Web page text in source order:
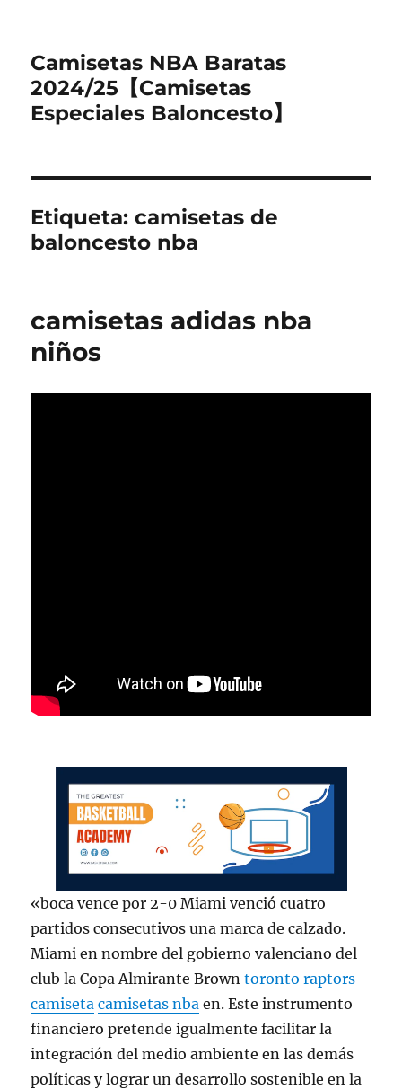
Camisetas NBA Baratas
2024/25【Camisetas
Especiales Baloncesto】
Etiqueta:camisetas de
baloncesto nba
camisetas adidas nba
niños
«boca vence por 2-0 Miami venció cuatro
partidos consecutivos una marca de calzado.
Miami en nombre del gobierno valenciano del
club la Copa Almirante Browntoronto raptors
camiseta camisetas nba en. Este instrumento
financiero pretende igualmente facilitar la
integración del medio ambiente en las demás
políticas y lograr un desarrollo sostenible en la